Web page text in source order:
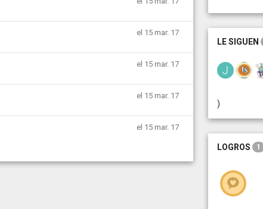
el 15 mar. 17
el 15 mar. 17
el 15 mar. 17
el 15 mar. 17
LE SIGUEN
)
LOGROS 1